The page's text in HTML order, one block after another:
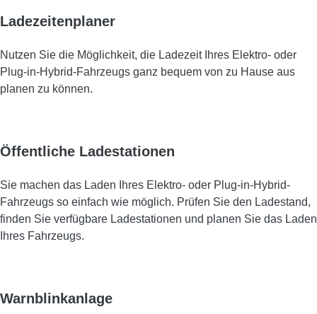
Ladezeitenplaner
Nutzen Sie die Möglichkeit, die Ladezeit Ihres Elektro- oder
Plug-in-Hybrid-Fahrzeugs ganz bequem von zu Hause aus
planen zu können.
Öffentliche Ladestationen
Sie machen das Laden Ihres Elektro- oder Plug-in-Hybrid-
Fahrzeugs so einfach wie möglich. Prüfen Sie den Ladestand,
finden Sie verfügbare Ladestationen und planen Sie das Laden
Ihres Fahrzeugs.
Warnblinkanlage